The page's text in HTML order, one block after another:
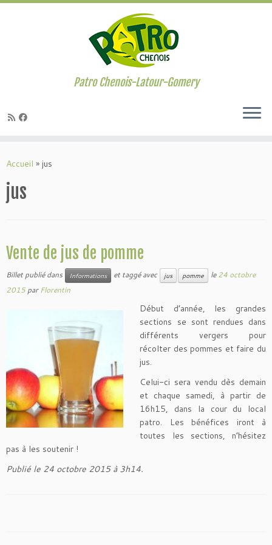
Passer
Patro Chenois-Latour-Gomery
Accueil » jus
jus
Vente de jus de pomme
Billet publié dans Informations et taggé avec jus pomme le24 octobre
2015 parFlorentin
Début d’année, les grandes
sections se sont rendues dans
différents vergers pour
récolter des pommes et faire du
jus.
Celui-ci sera vendu dès demain
et chaque samedi, à partir de
16h15, dans la cour du local
patro. Les bénéfices iront à
toutes les sections, n’hésitez
pas à les soutenir !
Publié le 24 octobre 2015 à 3h14.